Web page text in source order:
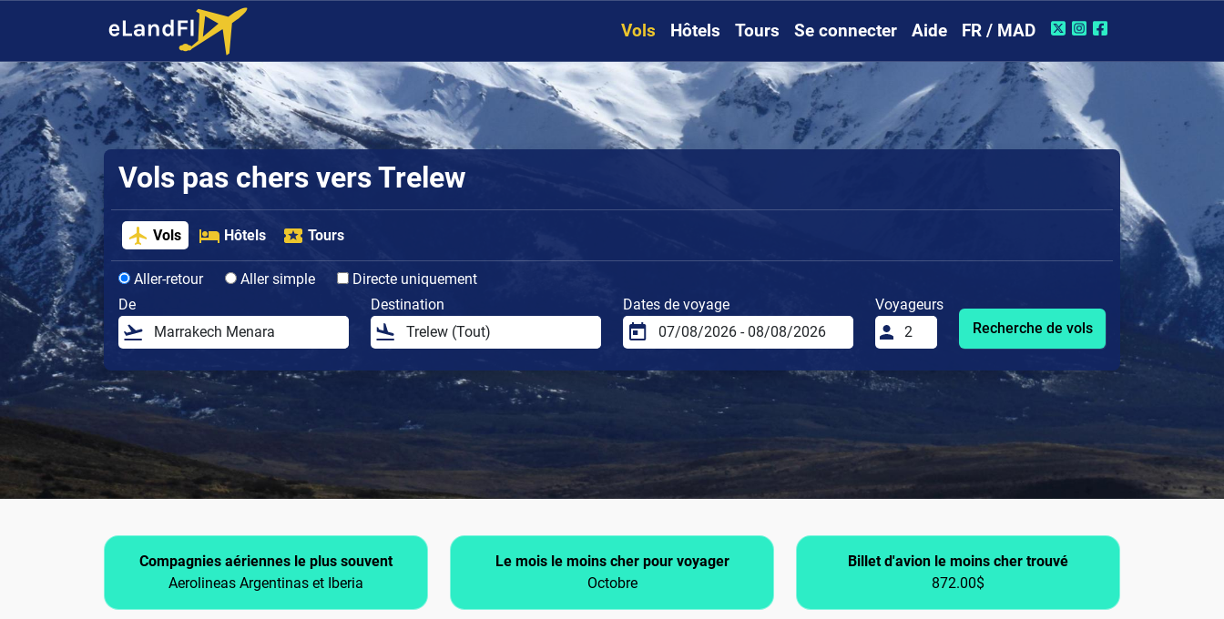
Vols Hôtels Tours Se connecter Aide FR / MAD
Vols pas chers vers Trelew
Vols Hôtels Tours
Aller-retour Aller simple
Directe uniquement
De
Destination Dates de voyage
Voyageurs
Recherche de vols
Compagnies aériennes le plus souvent
Aerolineas Argentinas et Iberia
Le mois le moins cher pour voyager
Octobre
Billet d'avion le moins cher trouvé
872.00$